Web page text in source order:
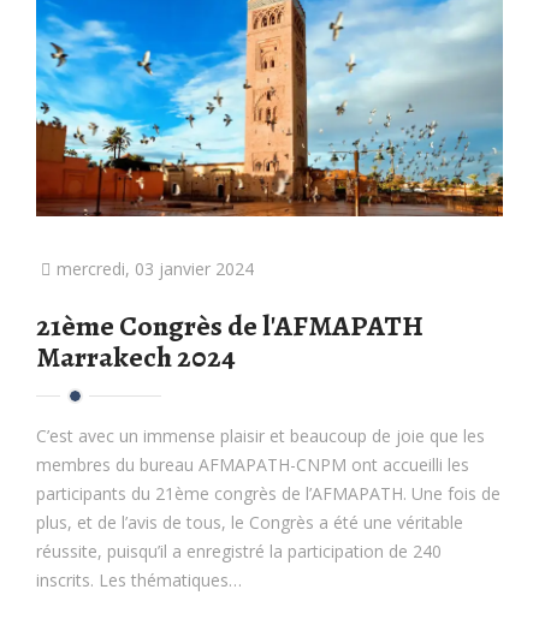
mercredi, 03 janvier 2024
21ème Congrès de l'AFMAPATH
Marrakech 2024
C’est avec un immense plaisir et beaucoup de joie que les
membres du bureau AFMAPATH-CNPM ont accueilli les
participants du 21ème congrès de l’AFMAPATH. Une fois de
plus, et de l’avis de tous, le Congrès a été une véritable
réussite, puisqu’il a enregistré la participation de 240
inscrits. Les thématiques…